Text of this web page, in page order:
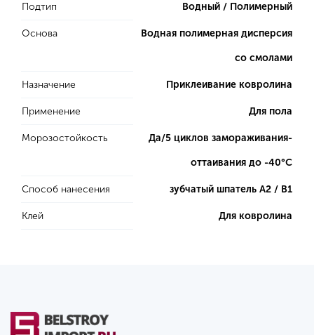
Подтип Водный / Полимерный
Основа Водная полимерная дисперсия
со смолами
Назначение Приклеивание ковролина
Применение Для пола
Морозостойкость Да/5 циклов замораживания-
оттаивания до -40°С
Способ нанесения зубчатый шпатель А2 / B1
Клей Для ковролина